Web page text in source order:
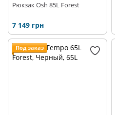
Рюкзак Osh 85L Forest
7 149 грн
Под заказ